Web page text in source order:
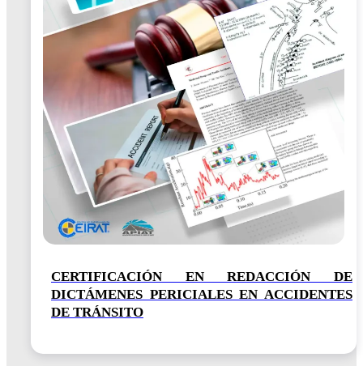
CERTIFICACIÓN EN REDACCIÓN DE
DICTÁMENES PERICIALES EN ACCIDENTES
DE TRÁNSITO